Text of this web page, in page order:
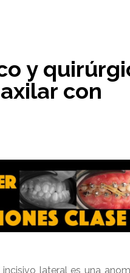
y
con
lateral es una